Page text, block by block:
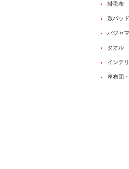
掛毛布
敷パッド
パジャマ
タオル
インテ
座布団